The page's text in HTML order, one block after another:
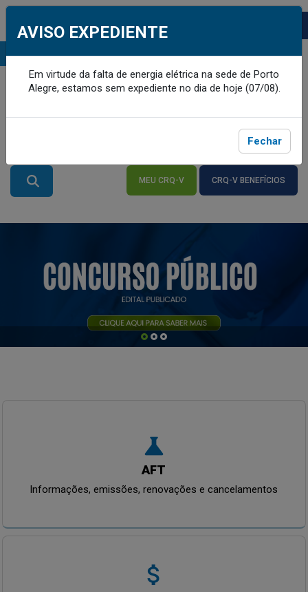
MEU CRQ-V CRQ-V BENEFÍCIOS
AVISO EXPEDIENTE
Em virtude da falta de energia elétrica na sede de Porto
Alegre, estamos sem expediente no dia de hoje (07/08).
Fechar
science
AFT
Informações, emissões, renovações e cancelamentos
attach_money